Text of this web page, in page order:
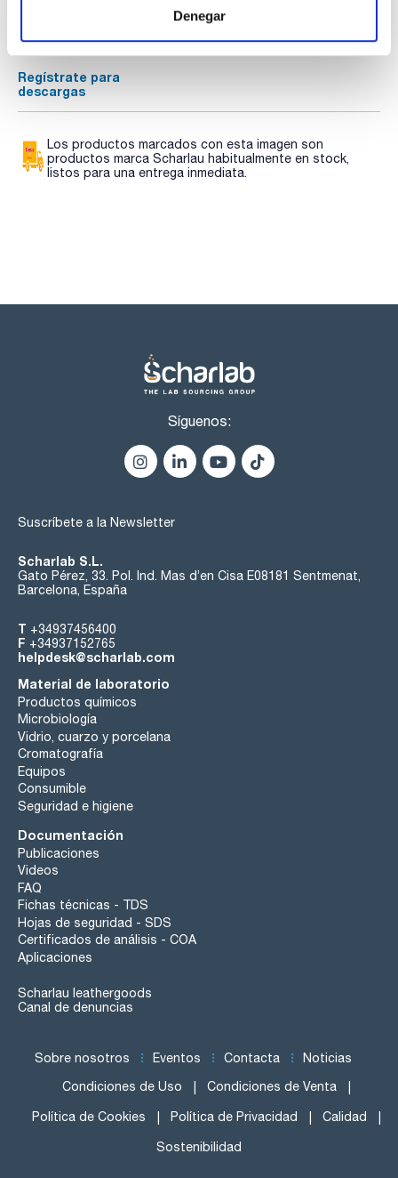
DenegarRegístrate para
Regístrate para
descargas
Los productos marcados con esta imagen son
productos marca Scharlau habitualmente en stock,
listos para una entrega inmediata.
Síguenos:
Suscríbete a la Newsletter
Scharlab S.L.
Gato Pérez, 33. Pol. Ind. Mas d’en Cisa E08181 Sentmenat,
Barcelona, España
T +34937456400
F +34937152765
helpdesk@scharlab.com
Material de laboratorio
Productos químicos
Microbiología
Vidrio, cuarzo y porcelana
Cromatografía
Equipos
Consumible
Seguridad e higiene
Documentación
Publicaciones
Videos
FAQ
Fichas técnicas - TDS
Hojas de seguridad - SDS
Certificados de análisis - COA
Aplicaciones
Scharlau leathergoods
Canal de denuncias
Sobre nosotros Eventos Contacta Noticias
Condiciones de Uso Condiciones de Venta
Política de Cookies Política de Privacidad Calidad
Sostenibilidad